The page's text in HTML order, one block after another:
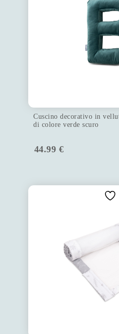
Cuscino decorativo in
di colore verde scuro
44.99 €